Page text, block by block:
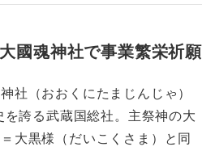
國魂神社で事業繁栄祈願
社（おおくにたまじんじゃ）
誇る武蔵国総社。主祭神の大
大黒様（だいこくさま）と同